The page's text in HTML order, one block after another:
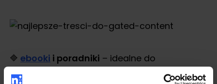
🔷 ebooki i poradniki – idealne do
przekazania eksperckiej wiedzy w przystępnej